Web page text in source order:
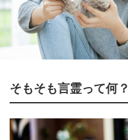
そもそも言霊って何？